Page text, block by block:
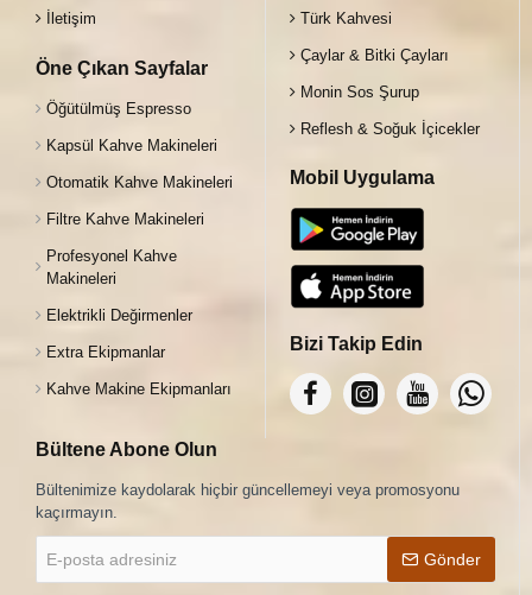
İletişim
Öne Çıkan Sayfalar
Öğütülmüş Espresso
Kapsül Kahve Makineleri
Otomatik Kahve Makineleri
Filtre Kahve Makineleri
Profesyonel Kahve
Makineleri
Elektrikli Değirmenler
Extra Ekipmanlar
Kahve Makine Ekipmanları
Türk Kahvesi
Çaylar & Bitki Çayları
Monin Sos Şurup
Reflesh & Soğuk İçicekler
Mobil Uygulama
Bizi Takip Edin
Bültene Abone Olun
Bültenimize kaydolarak hiçbir güncellemeyi veya promosyonu
kaçırmayın.
posta
adresiniz
Gönder